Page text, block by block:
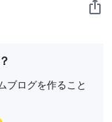
ブログを作ること